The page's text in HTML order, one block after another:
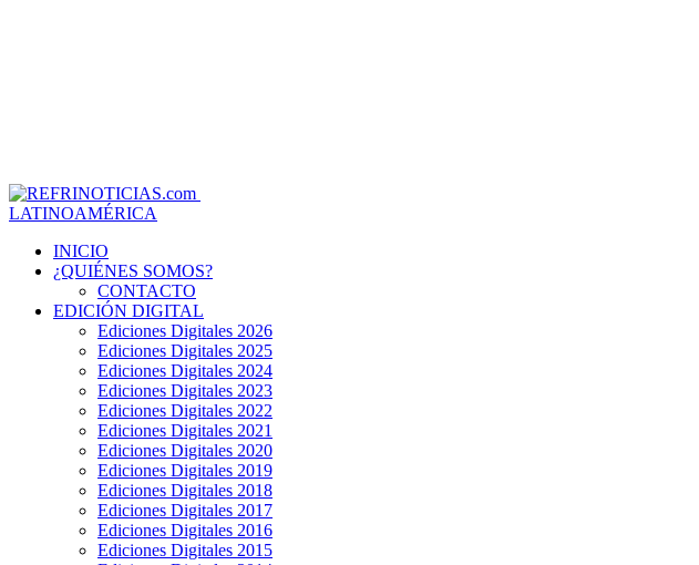
LATINOAMÉRICA
INICIO
¿QUIÉNES SOMOS?
CONTACTO
EDICIÓN DIGITAL
Ediciones Digitales 2026
Ediciones Digitales 2025
Ediciones Digitales 2024
Ediciones Digitales 2023
Ediciones Digitales 2022
Ediciones Digitales 2021
Ediciones Digitales 2020
Ediciones Digitales 2019
Ediciones Digitales 2018
Ediciones Digitales 2017
Ediciones Digitales 2016
Ediciones Digitales 2015